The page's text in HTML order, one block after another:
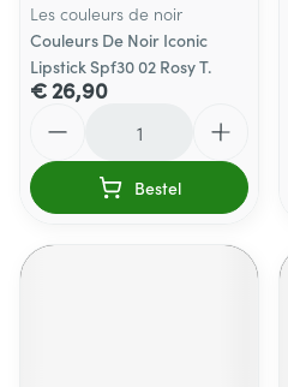
Les couleurs de noir
Couleurs De Noir Iconic
Lipstick Spf30 02 Rosy T.
€ 26,90
Bestel